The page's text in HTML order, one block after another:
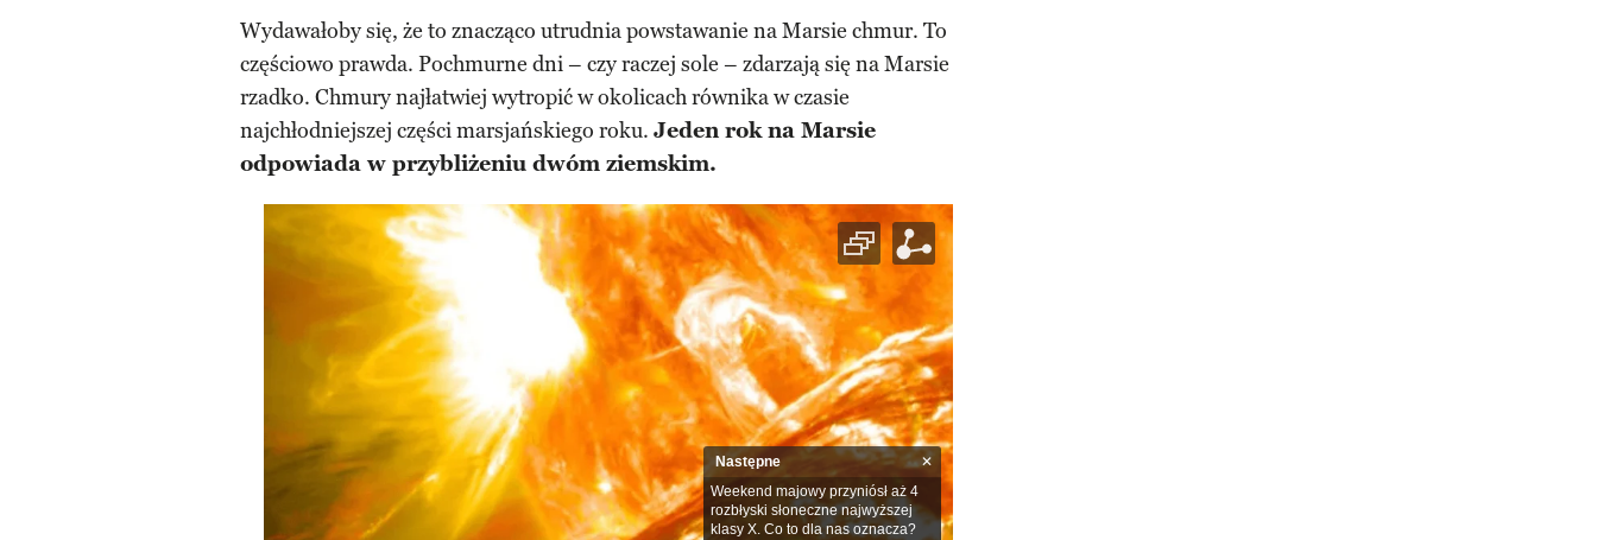
Wydawałoby się, że to znacząco utrudnia powstawanie na Marsie chmur. To
częściowo prawda. Pochmurne dni – czy raczej sole – zdarzają się na Marsie
rzadko. Chmury najłatwiej wytropić w okolicach równika w czasie
najchłodniejszej części marsjańskiego roku. Jeden rok na Marsie
odpowiada w przybliżeniu dwóm ziemskim.
Następne
Weekend majowy przyniósł aż 4
rozbłyski słoneczne najwyższej
klasy X. Co to dla nas oznacza?